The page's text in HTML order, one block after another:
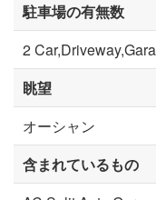
駐車場の有無数
2
眺望
オーシャン
含まれているもの